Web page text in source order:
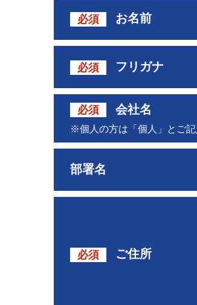
必須 お名前
必須 フリガナ
必須 会社名
※個人の方は「個人」とご記
部署名
必須 ご住所